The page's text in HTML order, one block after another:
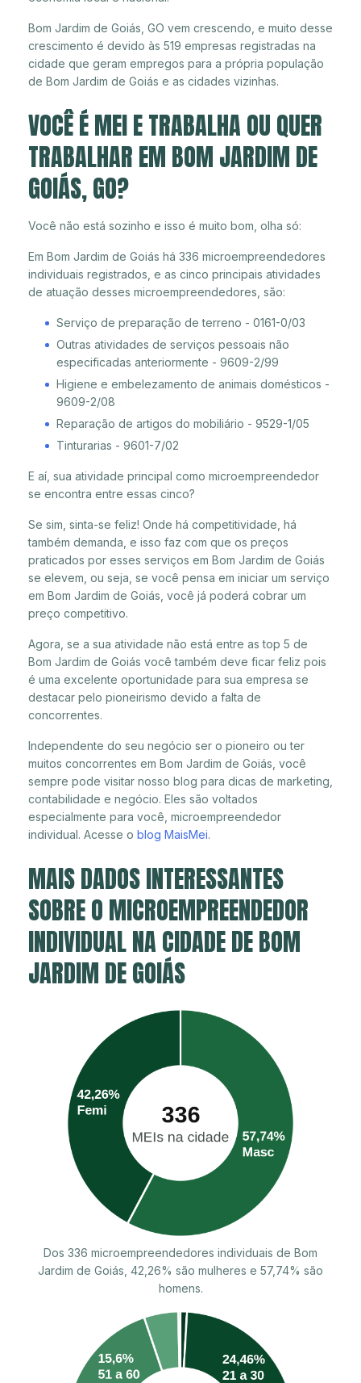
Bom Jardim de Goiás, GO vem crescendo, e muito desse
crescimento é devido às 519 empresas registradas na
cidade que geram empregos para a própria população
de Bom Jardim de Goiás e as cidades vizinhas.
VOCÊ É MEI E TRABALHA OU QUER
TRABALHAR EM BOM JARDIM DE
GOIÁS, GO?
Você não está sozinho e isso é muito bom, olha só:
Em Bom Jardim de Goiás há 336 microempreendedores
individuais registrados, e as cinco principais atividades
de atuação desses microempreendedores, são:
Serviço de preparação de terreno - 0161-0/03
Outras atividades de serviços pessoais não
especificadas anteriormente - 9609-2/99
Higiene e embelezamento de animais domésticos -
9609-2/08
Reparação de artigos do mobiliário - 9529-1/05
Tinturarias - 9601-7/02
E aí, sua atividade principal como microempreendedor
se encontra entre essas cinco?
Se sim, sinta-se feliz! Onde há competitividade, há
também demanda, e isso faz com que os preços
praticados por esses serviços em Bom Jardim de Goiás
se elevem, ou seja, se você pensa em iniciar um serviço
em Bom Jardim de Goiás, você já poderá cobrar um
preço competitivo.
Agora, se a sua atividade não está entre as top 5 de
Bom Jardim de Goiás você também deve ficar feliz pois
é uma excelente oportunidade para sua empresa se
destacar pelo pioneirismo devido a falta de
concorrentes.
Independente do seu negócio ser o pioneiro ou ter
muitos concorrentes em Bom Jardim de Goiás, você
sempre pode visitar nosso blog para dicas de marketing,
contabilidade e negócio. Eles são voltados
especialmente para você, microempreendedor
individual. Acesse o blog MaisMei.
MAIS DADOS INTERESSANTES
SOBRE O MICROEMPREENDEDOR
INDIVIDUAL NA CIDADE DE BOM
JARDIM DE GOIÁS
Dos 336 microempreendedores individuais de Bom
Jardim de Goiás, 42,26% são mulheres e 57,74% são
homens.